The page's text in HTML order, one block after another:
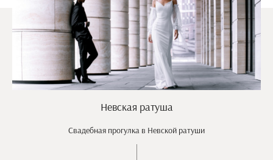
Невская ратуша
Свадебная прогулка в Невской ратуши